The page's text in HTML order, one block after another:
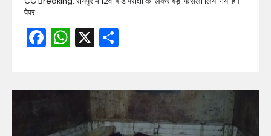
पेपर…
Facebook
WhatsApp
X